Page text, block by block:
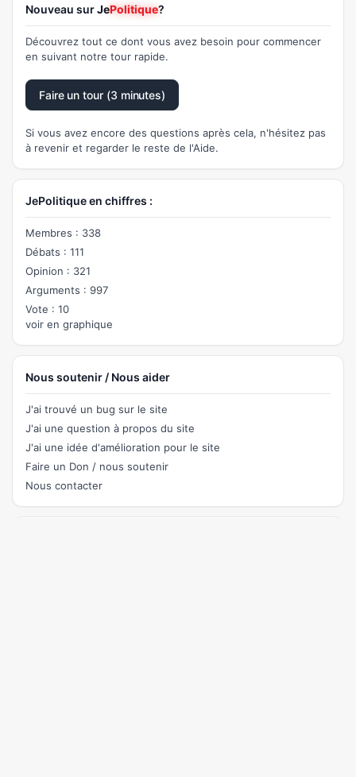
Nouveau surJePolitique?
Découvrez tout ce dont vous avez besoin pour commencer
en suivant notre tour rapide.
Faire un tour (3 minutes)
Si vous avez encore des questions après cela, n'hésitez pas
à revenir et regarder le reste de l'Aide.
JePolitique en chiffres :
Membres : 338
Débats : 111
Opinion : 321
Arguments : 997
Vote : 10
voir en graphique
Nous soutenir / Nous aider
J'ai trouvé un bug sur le site
J'ai une question à propos du site
J'ai une idée d'amélioration pour le site
Faire un Don / nous soutenir
Nous contacter